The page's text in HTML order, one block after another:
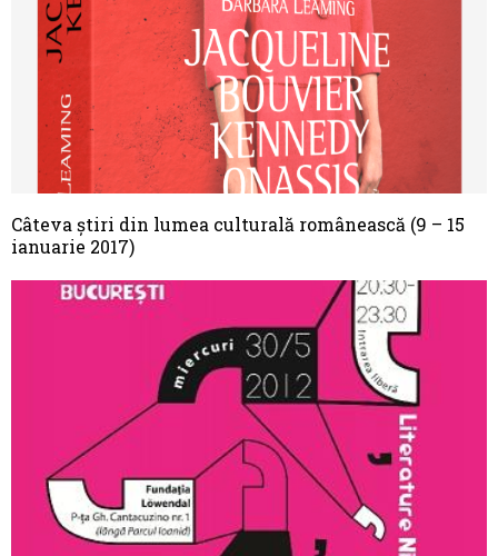
Câteva știri din lumea culturală românească (9 – 15
ianuarie 2017)